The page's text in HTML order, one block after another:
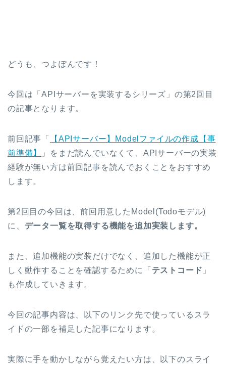
どうも、つよぽんです！
今回は「APIサーバーを実装するシリーズ」の第2回目
の記事となります。
前回記事「
【APIサーバー】Modelファイルの作成【事
前準備】
」をまだ読んでいなくて、APIサーバーの実装
経験が無い方は前回記事を読んでおくことをおすすめ
します。
第2回目の今回は、前回用意したModel(Todoモデル)
に、 データ一覧を取得する機能を追加実装します。
また、追加機能の実装だけでなく、追加した機能が正
しく動作することを確認するために「 テストコード 」
も作成していきます。
今回の記事内容は、以下のリンク先で使っているスラ
イドの一部を補足した記事になります。
実際に手を動かしながら覚えたい方は、以下のスライ